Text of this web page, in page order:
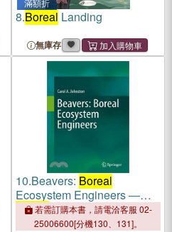
滿額折
8.Boreal Landing
無庫存
10.Beavers: Boreal
Ecosystem Engineers ―
BorealEcosystem
Engineers
若需訂購本書，請電洽客服 02-
25006600[分機130、131]。